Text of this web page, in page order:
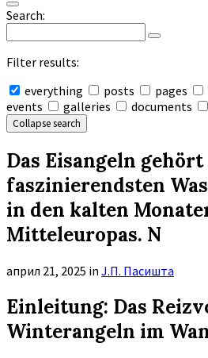
Search:
Filter results:
everything
posts pages
events
galleries documents
Collapse search
Das Eisangeln gehört
faszinierendsten
in den kalten
Mitteleuropas. N
април 21, 2025 in Ј.П. Пасишта
Einleitung: Das
Winterangeln im